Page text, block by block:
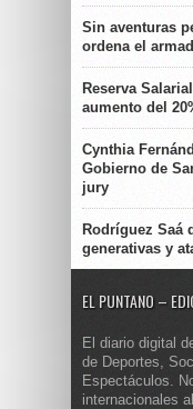
Sin aventuras
ordena el
Reserva
aumento del
Cynthia
Gobierno de
jury
Rodríguez Saá
generativas y
EL PUNTANO –
El diario digital
de Deportes,
Espectáculos.
internacionales